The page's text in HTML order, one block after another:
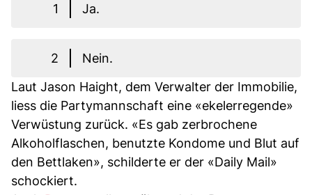
1 Ja.
2
Nein.
Laut Jason Haight, dem Verwalter der Immobilie,
liess die Partymannschaft eine «ekelerregende»
Verwüstung zurück. «Es gab zerbrochene
Alkoholflaschen, benutzte Kondome und Blut auf
den Bettlaken», schilderte er der «Daily Mail»
schockiert.